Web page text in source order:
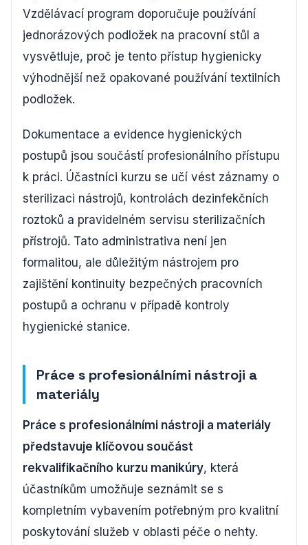
Vzdělávací program doporučuje používání
jednorázových podložek na pracovní stůl a
vysvětluje, proč je tento přístup hygienicky
výhodnější než opakované používání textilních
podložek.
Dokumentace a evidence hygienických
postupů jsou součástí profesionálního přístupu
k práci. Účastníci kurzu se učí vést záznamy o
sterilizaci nástrojů, kontrolách dezinfekčních
roztoků a pravidelném servisu sterilizačních
přístrojů. Tato administrativa není jen
formalitou, ale důležitým nástrojem pro
zajištění kontinuity bezpečných pracovních
postupů a ochranu v případě kontroly
hygienické stanice.
Práce s profesionálními nástroji a
materiály
Práce s profesionálními nástroji a materiály
představuje klíčovou součást
rekvalifikačního kurzu manikúry, která
účastníkům umožňuje seznámit se s
kompletním vybavením potřebným pro kvalitní
poskytování služeb v oblasti péče o nehty.